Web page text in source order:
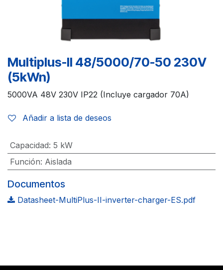
Multiplus-II 48/5000/70-50 230V
(5kWn)
5000VA 48V 230V IP22 (Incluye cargador 70A)
Añadir a lista de deseos
Capacidad: 5 kW
Función: Aislada
Documentos
Datasheet-MultiPlus-II-inverter-charger-ES.pdf